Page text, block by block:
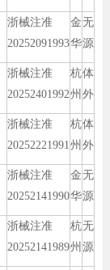
浙械注准
20252091993
金
华
无
源
浙械注准
20252401992
杭
州
体
外
浙械注准
20252221991
杭
州
体
外
浙械注准
20252141990
金
华
无
源
浙械注准
20252141989
杭
州
无
源